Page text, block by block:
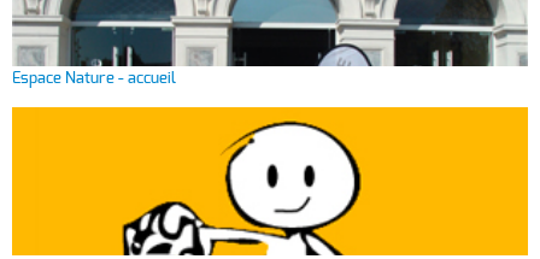
Espace Nature - accueil